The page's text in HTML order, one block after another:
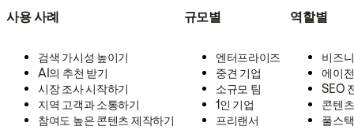
사용 사례
검색 가시성 높이기
AI의 추천 받기
시장 조사 시작하기
지역 고객과 소통하기
참여도 높은 콘텐츠 제작하기
규모별
엔터프라이즈
중견 기업
소규모 팀
1인 기업
프리랜서
역할별
비즈
에이
SEO
콘텐
풀스